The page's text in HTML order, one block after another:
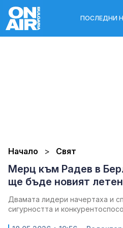
ПОСЛЕДНИ
Начало Свят
Мерц към Радев в
ще бъде новият
Двамата лидери начертаха и
сигурността и